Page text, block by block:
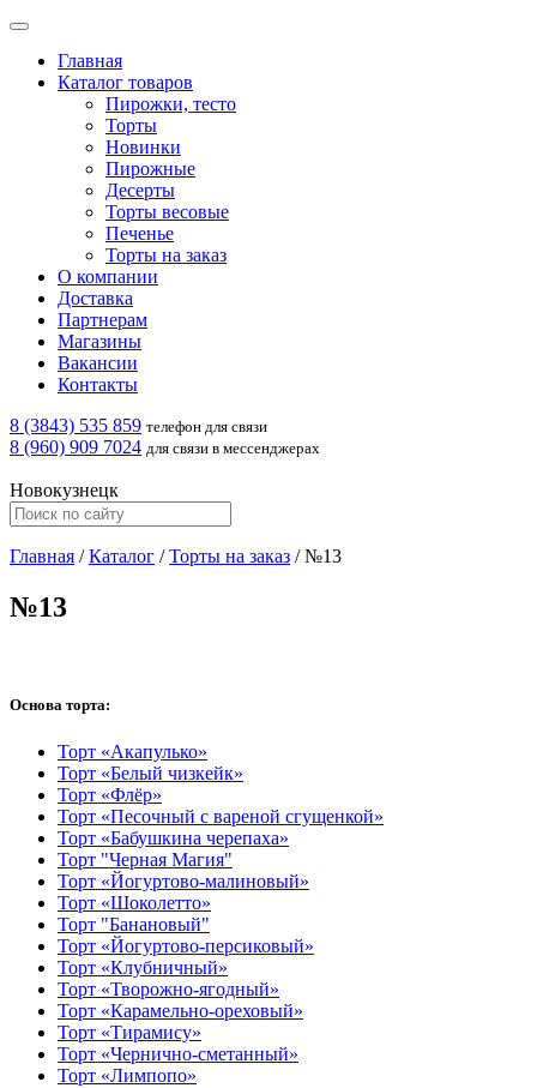
Главная
Каталог товаров
Пирожки, тесто
Торты
Новинки
Пирожные
Десерты
Торты весовые
Печенье
Торты на заказ
О компании
Доставка
Партнерам
Магазины
Вакансии
Контакты
8 (3843) 535 859 телефон для связи
8 (960) 909 7024 для связи в мессенджерах
Новокузнецк
Главная /Каталог /Торты на заказ /№13
№13
Основа торта:
Торт «Акапулько»
Торт «Белый чизкейк»
Торт «Флёр»
Торт «Песочный с вареной сгущенкой»
Торт «Бабушкина черепаха»
Торт "Черная Магия"
Торт «Йогуртово-малиновый»
Торт «Шоколетто»
Торт "Банановый"
Торт «Йогуртово-персиковый»
Торт «Клубничный»
Торт «Творожно-ягодный»
Торт «Карамельно-ореховый»
Торт «Тирамису»
Торт «Чернично-сметанный»
Торт «Лимпопо»